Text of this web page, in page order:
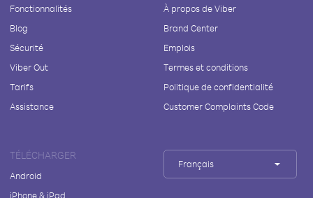
Fonctionnalités
Blog
Sécurité
Viber Out
Tarifs
Assistance
À propos de Viber
Brand Center
Emplois
Termes et conditions
Politique de confidentialité
Customer Complaints Code
TÉLÉCHARGER
Android
iPhone & iPad
Français